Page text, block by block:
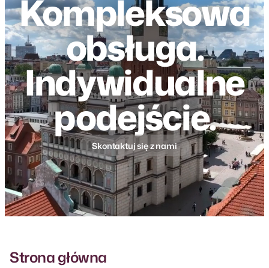
Kompleksowa
obsługa.
Indywidualne
podejście.
Skontaktuj się z nami
Strona główna